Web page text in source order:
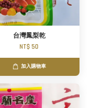
台灣鳳梨乾
NT$ 50
加入購物車